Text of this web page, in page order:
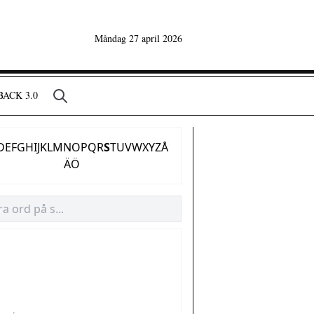
Måndag 27 april 2026
3.0
EFGHIJKLMNOPQRSTUVWXYZÅ
ÄÖ